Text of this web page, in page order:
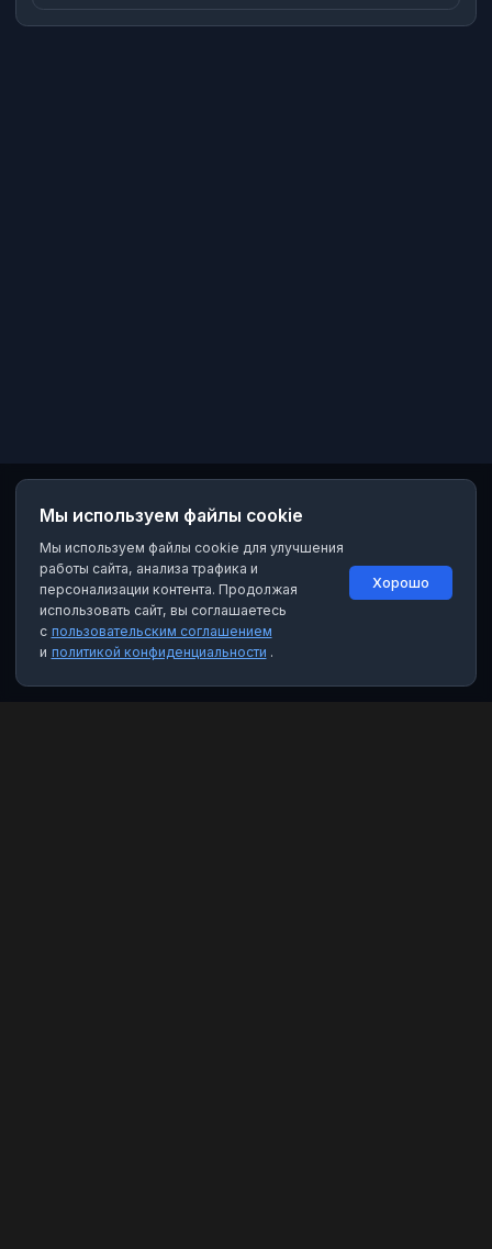
Мы используем файлы cookie
Мы используем файлы cookie для улучшения
работы сайта, анализа трафика и
персонализации контента. Продолжая
использовать сайт, вы соглашаетесь
с пользовательским соглашением
и политикой конфиденциальности .
Хорошо